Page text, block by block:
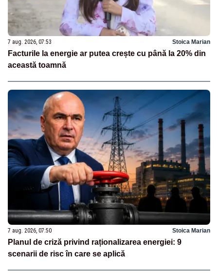
7 aug. 2026, 07:53 Stoica Marian
Facturile la energie ar putea crește cu până la 20% din
această toamnă
7 aug. 2026, 07:50 Stoica Marian
Planul de criză privind raționalizarea energiei: 9
scenarii de risc în care se aplică